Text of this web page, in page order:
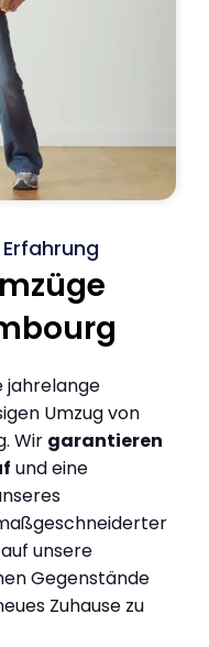
jahrelange
Umzug von
Wir garantieren
und eine
unsere
Gegenstände
Zuhause zu